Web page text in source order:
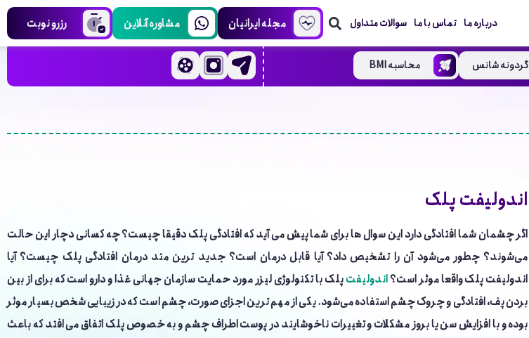
رزرو نوبت مشاوره آنلاین مجله ایرانیان درباره ما تماس با ما سوالات متداول
گردونه شانس محاسبه BMI
اندولیفت پلک
اگر چشمان شما افتادگی دارد این سوال ها برای شما پیش می آید که افتادگی پلک دقیقا چیست؟ چه کسانی دچار این حالت
می‌شوند؟ چطور می‌شود آن را تشخیص داد؟ آیا قابل درمان است؟ جدید ترین متد درمان افتادگی پلک چیست؟ آیا
اندولیفت پلک واقعا موثر است؟اندولیفتپلک با تکنولوژی لیزر مورد حمایت سازمان جهانی غذا و دارو است که برای از بین
بردن پف، افتادگی و چروک چشم استفاده می‌شود. یکی از مهم ترین اجزای صورت، چشم است که در زیبایی شخص بسیار موثر
بوده و با افزایش سن یا بروز مشکلات و تغییرات ناخوشایند در پوست اطراف چشم و به خصوص پلک اتفاق می ‌افتد که باعث